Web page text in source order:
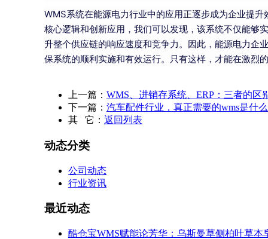
WMS系统在能源电力行业中的应用正逐步成为企业提
核心逻辑和创新应用，我们可以发现，该系统不仅能够
升整个供应链的响应速度和竞争力。因此，能源电力企
保系统的顺利实施和有效运行。只有这样，才能在激烈
上一篇： WMS、进销存系统、ERP：三者的区
下一篇： 汽车配件行业，真正需要的wms是什
其 它： 返回列表
动态分类
公司动态
行业资讯
最近动态
酷仓宝WMS赋能论芳华：乌斯曼草侧柏叶草本